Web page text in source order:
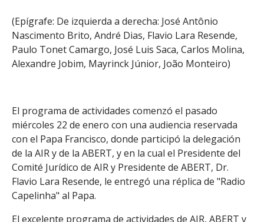
(Epígrafe: De izquierda a derecha: José Antônio
Nascimento Brito, André Dias, Flavio Lara Resende,
Paulo Tonet Camargo, José Luis Saca, Carlos Molina,
Alexandre Jobim, Mayrinck Júnior, João Monteiro)
El programa de actividades comenzó el pasado
miércoles 22 de enero con una audiencia reservada
con el Papa Francisco, donde participó la delegación
de la AIR y de la ABERT, y en la cual el Presidente del
Comité Jurídico de AIR y Presidente de ABERT, Dr.
Flavio Lara Resende, le entregó una réplica de "Radio
Capelinha" al Papa.
El excelente programa de actividades de AIR, ABERT y